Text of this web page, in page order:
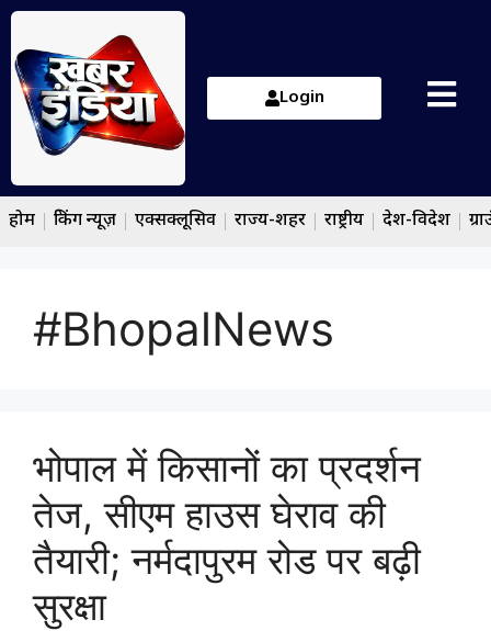
Login
होम ब्रेकिंग न्यूज़ एक्सक्लूसिव राज्य-शहर राष्ट्रीय देश-विदेश
#BhopalNews
भोपाल में किसानों का प्रदर्शन
तेज, सीएम हाउस घेराव की
तैयारी; नर्मदापुरम रोड पर बढ़ी
सुरक्षा